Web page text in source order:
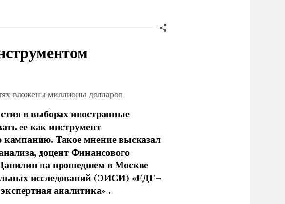
вложены миллионы долларов
в выборах иностранные
ее как инструмент
кампанию. Такое мнение высказал
доцент Финансового
на прошедшем в Москве
исследований (ЭИСИ) «ЕДГ–
аналитика» .